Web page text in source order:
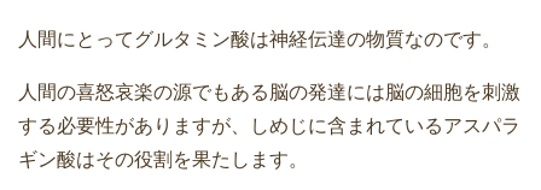
人間にとってグルタミン酸は神経伝達の物質なのです。
人間の喜怒哀楽の源でもある脳の発達には脳の細胞を刺激
する必要性がありますが、しめじに含まれているアスパラ
ギン酸はその役割を果たします。